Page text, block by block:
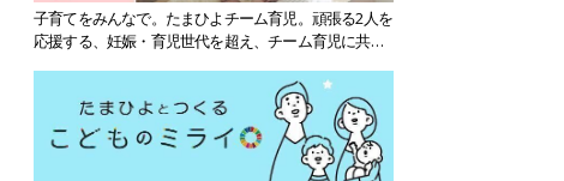
子育てをみんなで。たまひよチーム育児。頑張る2人を
応援する、妊娠・育児世代を超え、チーム育児に共感